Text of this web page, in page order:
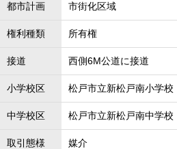
都市計画 市街化区域
権利種類 所有権
接道 西側6M公道に接道
小学校区 松戸市立新松戸南小学校
中学校区 松戸市立新松戸南中学校
取引態様 媒介